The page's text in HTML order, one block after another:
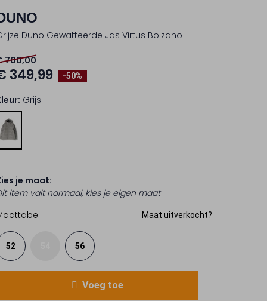
Duno Gewatteerde Jas Virtus Bolzano
-50%
700,00
349,99
Grijs
je maat:
item valt normaal, kies je eigen maat
Maat uitverkocht?
52 56
Voeg toe